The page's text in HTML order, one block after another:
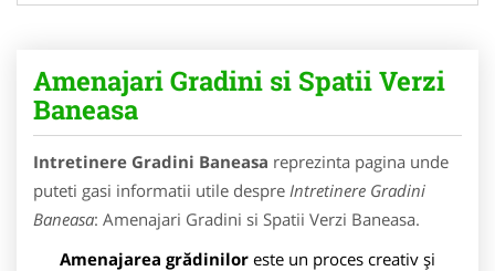
Amenajari Gradini si Spatii Verzi
Baneasa
Intretinere Gradini Baneasa reprezinta pagina unde
puteti gasi informatii utile despre Intretinere Gradini
Baneasa: Amenajari Gradini si Spatii Verzi Baneasa.
Amenajarea grădinilor este un proces creativ și